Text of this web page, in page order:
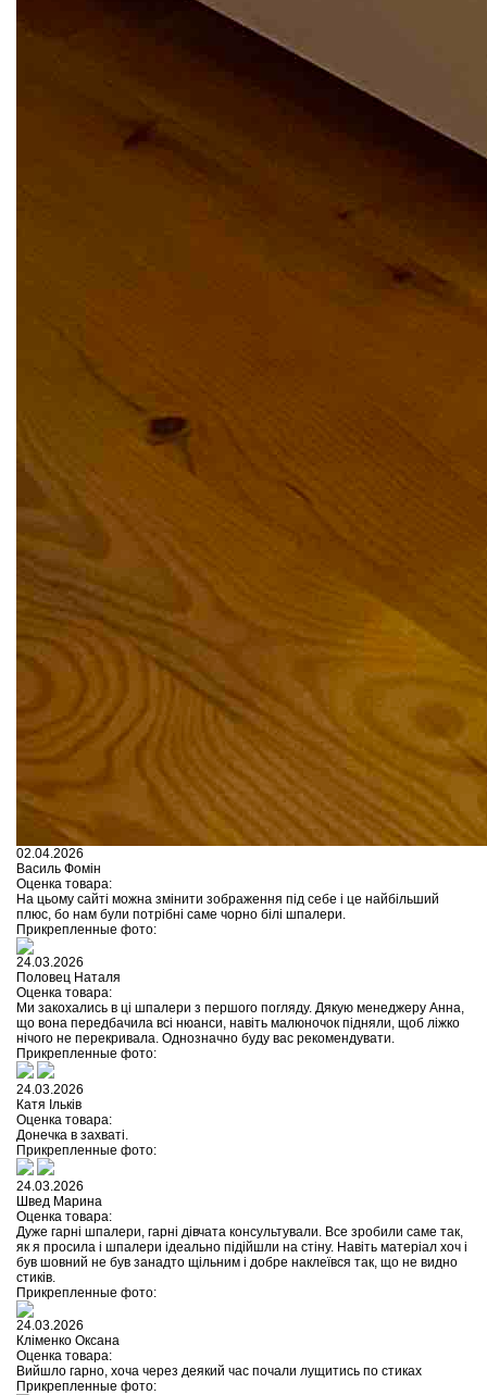
02.04.2026
Василь Фомін
Оценка товара:
На цьому сайті можна змінити зображення під себе і це найбільший
плюс, бо нам були потрібні саме чорно білі шпалери.
Прикрепленные фото:
24.03.2026
Половец Наталя
Оценка товара:
Ми закохались в ці шпалери з першого погляду. Дякую менеджеру Анна,
що вона передбачила всі нюанси, навіть малюночок підняли, щоб ліжко
нічого не перекривала. Однозначно буду вас рекомендувати.
Прикрепленные фото:
24.03.2026
Катя Ільків
Оценка товара:
Донечка в захваті.
Прикрепленные фото:
24.03.2026
Швед Марина
Оценка товара:
Дуже гарні шпалери, гарні дівчата консультували. Все зробили саме так,
як я просила і шпалери ідеально підійшли на стіну. Навіть матеріал хоч і
був шовний не був занадто щільним і добре наклеївся так, що не видно
стиків.
Прикрепленные фото:
24.03.2026
Кліменко Оксана
Оценка товара:
Вийшло гарно, хоча через деякий час почали лущитись по стиках
Прикрепленные фото: